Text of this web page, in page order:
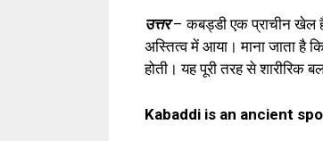
उत्तर– कबड्डी एक प्राचीन खेल है
अस्तित्व में आया। माना जाता है
होती। यह पूरी तरह से शारीरिक
Kabaddi is an ancient